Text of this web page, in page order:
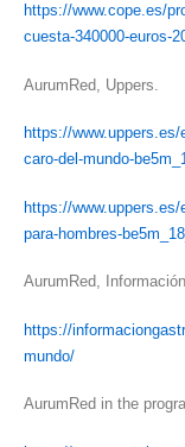
https://www.cope.es/
cuesta-340000-euros-
AurumRed, Uppers.
https://
caro-del-mundo-
https://
para-hombres-
AurumRed,
https://
mundo/
AurumRed in the